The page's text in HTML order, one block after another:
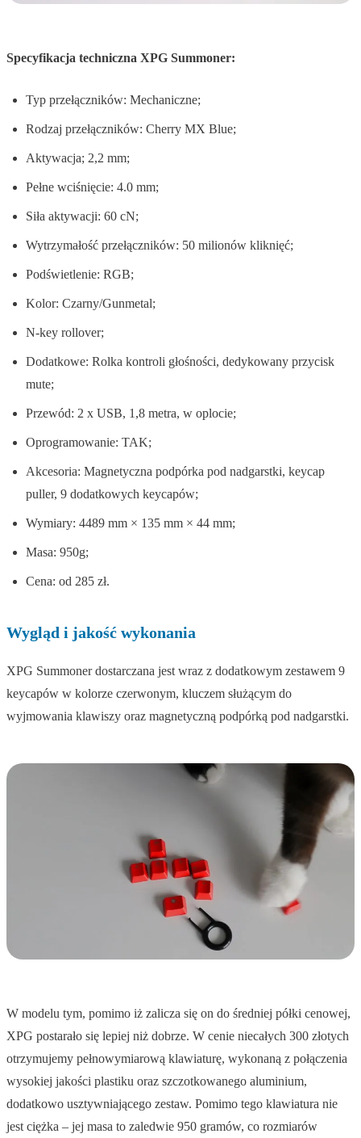
Specyfikacja techniczna XPG Summoner:
Typ przełączników: Mechaniczne;
Rodzaj przełączników: Cherry MX Blue;
Aktywacja; 2,2 mm;
Pełne wciśnięcie: 4.0 mm;
Siła aktywacji: 60 cN;
Wytrzymałość przełączników: 50 milionów kliknięć;
Podświetlenie: RGB;
Kolor: Czarny/Gunmetal;
N-key rollover;
Dodatkowe: Rolka kontroli głośności, dedykowany przycisk
mute;
Przewód: 2 x USB, 1,8 metra, w oplocie;
Oprogramowanie: TAK;
Akcesoria: Magnetyczna podpórka pod nadgarstki, keycap
puller, 9 dodatkowych keycapów;
Wymiary: 4489 mm × 135 mm × 44 mm;
Masa: 950g;
Cena: od 285 zł.
Wygląd i jakość wykonania
XPG Summoner dostarczana jest wraz z dodatkowym zestawem 9
keycapów w kolorze czerwonym, kluczem służącym do
wyjmowania klawiszy oraz magnetyczną podpórką pod nadgarstki.
W modelu tym, pomimo iż zalicza się on do średniej półki cenowej,
XPG postarało się lepiej niż dobrze. W cenie niecałych 300 złotych
otrzymujemy pełnowymiarową klawiaturę, wykonaną z połączenia
wysokiej jakości plastiku oraz szczotkowanego aluminium,
dodatkowo usztywniającego zestaw. Pomimo tego klawiatura nie
jest ciężka – jej masa to zaledwie 950 gramów, co rozmiarów